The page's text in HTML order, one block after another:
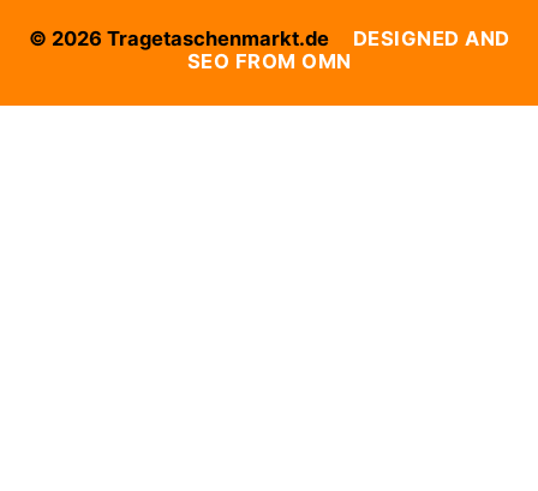
© 2026 Tragetaschenmarkt.de DESIGNED AND
SEO FROM OMN